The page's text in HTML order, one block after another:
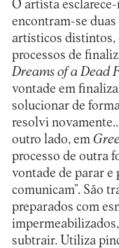
O artista
encontram-se duas
artísticos distintos,
processos de
Dreams of a Dead
vontade em
solucionar de
resolvi
outro lado, em
processo de outra
vontade de parar e
comunicam”. São
preparados com
subtrair. Utiliza